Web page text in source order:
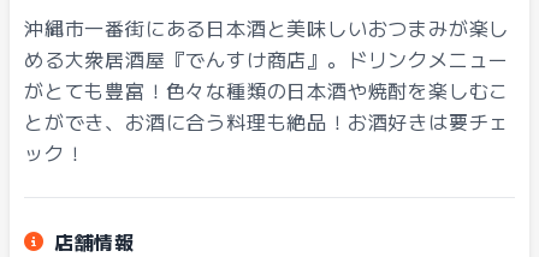
沖縄市一番街にある日本酒と美味しいおつまみが楽し
める大衆居酒屋『でんすけ商店』。ドリンクメニュー
がとても豊富！色々な種類の日本酒や焼酎を楽しむこ
とができ、お酒に合う料理も絶品！お酒好きは要チェ
ック！
店舗情報